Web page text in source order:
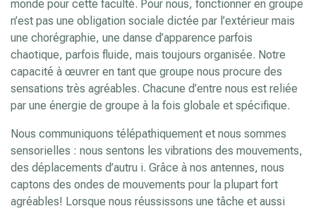
monde pour cette faculté. Pour nous, fonctionner en groupe
n’est pas une obligation sociale dictée par l’extérieur mais
une chorégraphie, une danse d’apparence parfois
chaotique, parfois fluide, mais toujours organisée. Notre
capacité à œuvrer en tant que groupe nous procure des
sensations très agréables. Chacune d’entre nous est reliée
par une énergie de groupe à la fois globale et spécifique.
Nous communiquons télépathiquement et nous sommes
sensorielles : nous sentons les vibrations des mouvements,
des déplacements d’autru i. Grâce à nos antennes, nous
captons des ondes de mouvements pour la plupart fort
agréables! Lorsque nous réussissons une tâche et aussi